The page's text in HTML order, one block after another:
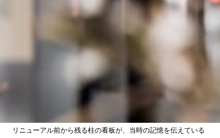
リニューアル前から残る柱の看板が、当時の記憶を伝えている